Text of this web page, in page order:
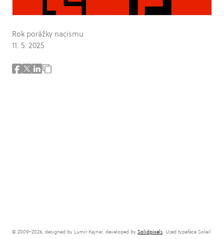
Rok porážky nacismu
11. 5. 2025
© 2009–2026, designed by Lumír Kajnar, developed by Solidpixels. Used typeface Soleil